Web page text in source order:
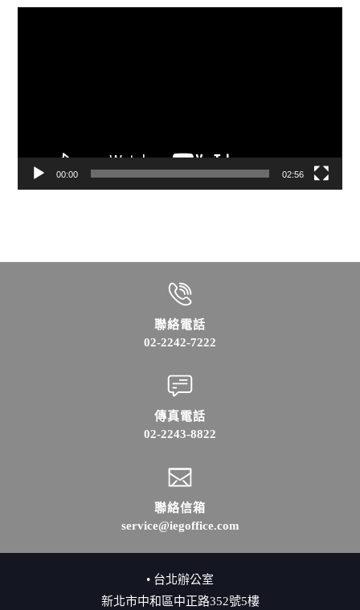
00:00 02:56
聯絡電話
02-2242-7222
傳真電話
02-2243-8822
聯絡信箱
service@iegoffice.com
• 台北辦公室
新北市中和區中正路352號5樓